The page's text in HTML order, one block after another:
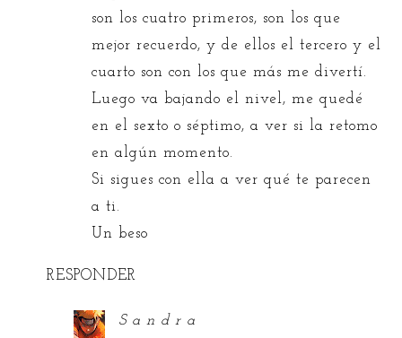
son los cuatro primeros, son los que
mejor recuerdo, y de ellos el tercero y el
cuarto son con los que más me divertí.
Luego va bajando el nivel, me quedé
en el sexto o séptimo, a ver si la retomo
en algún momento.
Si sigues con ella a ver qué te parecen
a ti.
Un beso
RESPONDER
S a n d r a